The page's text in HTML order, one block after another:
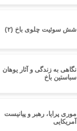
شش سوئیت چلوی باخ (۲)
نگاهى به زندگى و آثار یوهان
سباستین باخ
موری پرایا، رهبر و پیانیست
آمریکایی